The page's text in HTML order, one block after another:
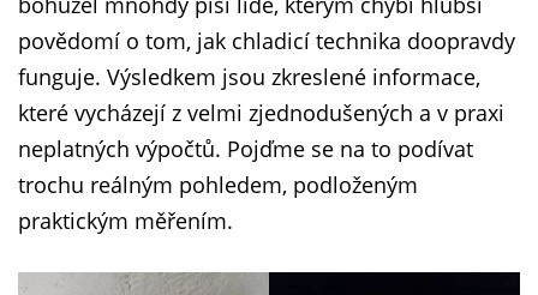
povědomí o tom, jak chladicí technika doopravdy
funguje. Výsledkem jsou zkreslené informace,
které vycházejí z velmi zjednodušených a v praxi
neplatných výpočtů. Pojďme se na to podívat
trochu reálným pohledem, podloženým
praktickým měřením.